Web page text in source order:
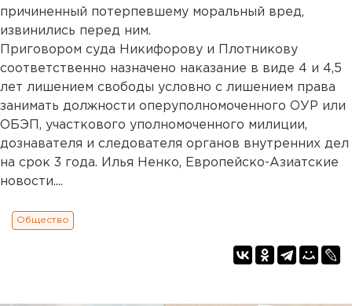
причиненный потерпевшему моральный вред,
извинились перед ним.
Приговором суда Никифорову и Плотникову
соответственно назначено наказание в виде 4 и 4,5
лет лишением свободы условно с лишением права
занимать должности оперуполномоченного ОУР или
ОБЭП, участкового уполномоченного милиции,
дознавателя и следователя органов внутренних дел
на срок 3 года. Илья Ненко, Европейско-Азиатские
новости....
Общество